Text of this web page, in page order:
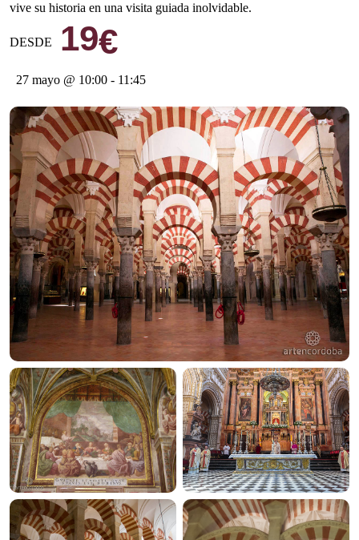
vive su historia en una visita guiada inolvidable.
DESDE 19€
27 mayo @ 10:00 - 11:45